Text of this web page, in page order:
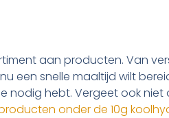
aan producten. Van
een snelle maaltijd wilt
nodig hebt. Vergeet ook
onder de 10g